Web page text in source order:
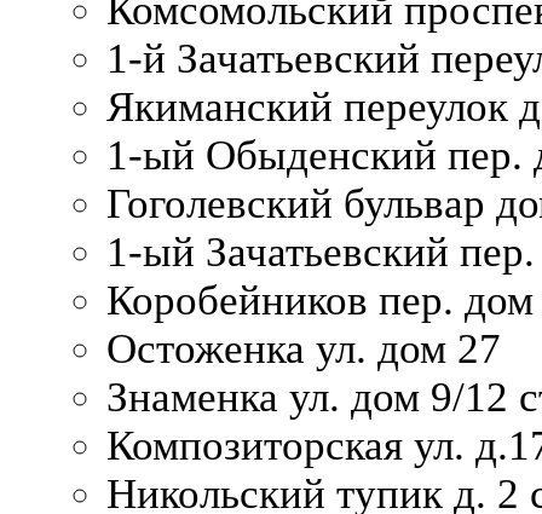
Комсомольский
1-й Зачатьевский
Якиманский переулок
1-ый Обыденский пер.
Гоголевский бульвар
1-ый Зачатьевский
Коробейников пер.
Остоженка ул. дом 27
Знаменка ул. дом 9/12
Композиторская ул.
Никольский тупик д. 2